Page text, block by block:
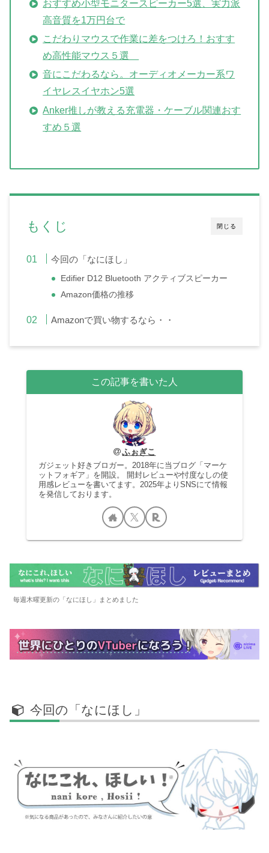
おすすめ小型モニタースピーカー5選、実力派
高音質を1万円台で
こだわりマウスで作業に差をつけろ！おすす
め高性能マウス５選
音にこだわるなら。オーディオメーカー系ワ
イヤレスイヤホン5選
Anker推しが教える充電器・ケーブル関連おす
すめ５選
閉じる
もくじ
今回の「なにほし」
Edifier D12 Bluetooth アクティブスピーカー
Amazon価格の推移
Amazonで買い物するなら・・
この記事を書いた人
ふぉぎこ
ガジェット好きブロガー。2018年に当ブログ「マーケ
ットフォギア」を開設。 開封レビューや忖度なしの使
用感レビューを書いてます。2025年よりSNSにて情報
を発信しております。
毎週木曜更新の「なにほし」まとめました
今回の「なにほし」